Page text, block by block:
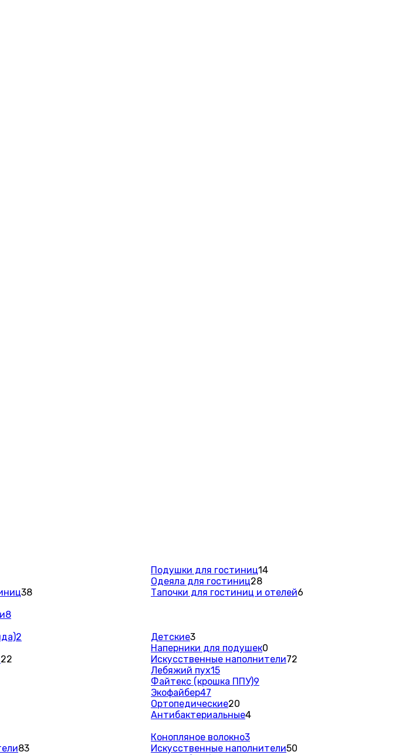
38
8
Подушки для гостиниц14
Одеяла для гостиниц28
Тапочки для гостиниц и отелей6
2
22
Детские3
Наперники для подушек0
Искусственные наполнители72
Лебяжий пух15
Файтекс (крошка ППУ)9
Экофайбер47
Ортопедические20
Антибактериальные4
83
Конопляное волокно3
Искусственные наполнители50